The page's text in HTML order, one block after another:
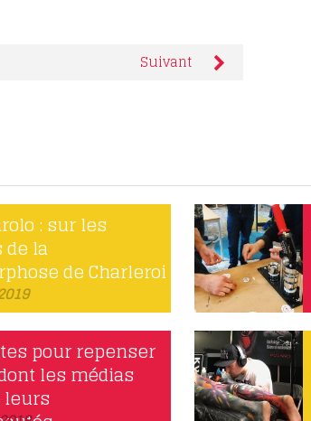
Suivant
: sur les
la
de Charleroi
pour repenser
les médias